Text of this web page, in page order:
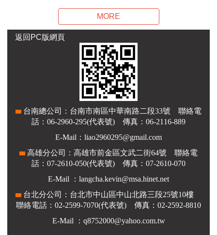
MORE
返回PC版網頁
台南總公司：台南市南區中華南路二段33號 聯絡電
話：06-2960-295(代表號) 傳真：06-2116-889
E-Mail：liao2960295@gmail.com
高雄分公司：高雄市前金區文武二街64號 聯絡電
話：07-2610-050(代表號) 傳真：07-2610-070
E-Mail ： langcha.kevin@msa.hinet.net
台北分公司：台北市中山區中山北路三段25號10樓
聯絡電話：02-2599-7070(代表號) 傳真：02-2592-8810
E-Mail ：q8752000@yahoo.com.tw